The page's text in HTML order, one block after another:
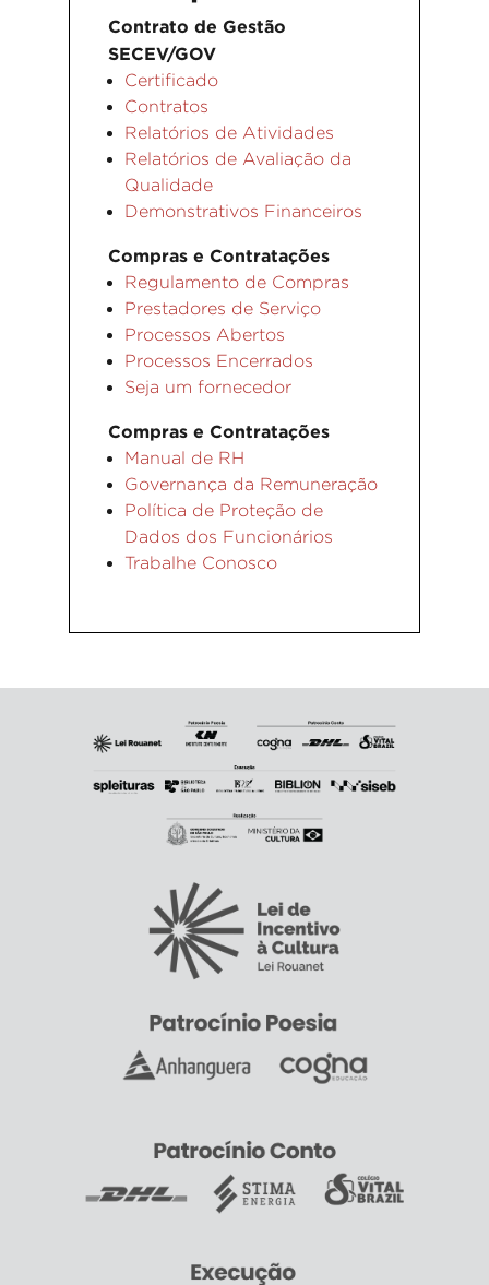
Contrato de Gestão
SECEV/GOV
Certificado
Contratos
Relatórios de Atividades
Relatórios de Avaliação da
Qualidade
Demonstrativos Financeiros
Compras e Contratações
Regulamento de Compras
Prestadores de Serviço
Processos Abertos
Processos Encerrados
Seja um fornecedor
Compras e Contratações
Manual de RH
Governança da Remuneração
Política de Proteção de
Dados dos Funcionários
Trabalhe Conosco